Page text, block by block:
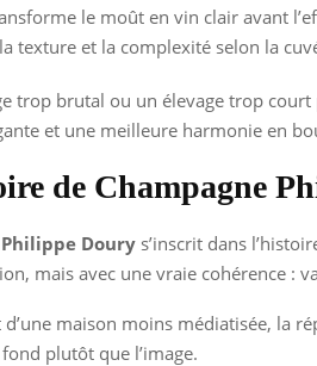
le moût en vin clair avant
texture et la complexité selon la
trop brutal ou un élevage trop
et une meilleure harmonie en
de Champagne
Doury s’inscrit dans
mais avec une vraie cohérence :
d’une maison moins médiatisée,
plutôt que l’image.